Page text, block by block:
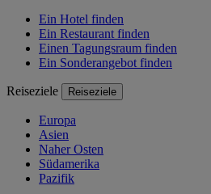
Ein Hotel finden
Ein Restaurant finden
Einen Tagungsraum finden
Ein Sonderangebot finden
Reiseziele Reiseziele
Europa
Asien
Naher Osten
Südamerika
Pazifik